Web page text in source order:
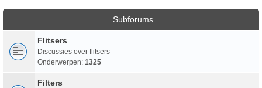
Subforums
Flitsers
Discussies over flitsers
Onderwerpen: 1325
Filters